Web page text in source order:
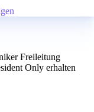
Freileitung
Only erhalten